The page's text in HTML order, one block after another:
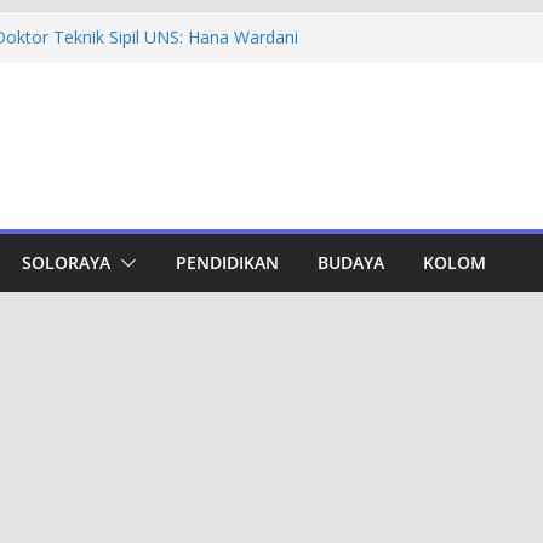
Murid TK di Karanganyar
Award, Ahmad Luthfi Dinilai
untuk Jateng
Taj Yasin Minta Optimalkan
Otorita IKN Jajaki Potensi Kolaborasi
SOLORAYA PENDIDIKAN BUDAYA KOLOM